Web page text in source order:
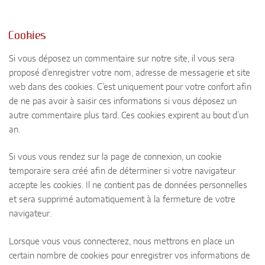
Cookies
Si vous déposez un commentaire sur notre site, il vous sera
proposé d’enregistrer votre nom, adresse de messagerie et site
web dans des cookies. C’est uniquement pour votre confort afin
de ne pas avoir à saisir ces informations si vous déposez un
autre commentaire plus tard. Ces cookies expirent au bout d’un
an.
Si vous vous rendez sur la page de connexion, un cookie
temporaire sera créé afin de déterminer si votre navigateur
accepte les cookies. Il ne contient pas de données personnelles
et sera supprimé automatiquement à la fermeture de votre
navigateur.
Lorsque vous vous connecterez, nous mettrons en place un
certain nombre de cookies pour enregistrer vos informations de